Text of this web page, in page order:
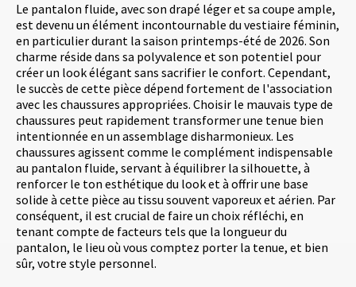
Le pantalon fluide, avec son drapé léger et sa coupe ample,
est devenu un élément incontournable du vestiaire féminin,
en particulier durant la saison printemps-été de 2026. Son
charme réside dans sa polyvalence et son potentiel pour
créer un look élégant sans sacrifier le confort. Cependant,
le succès de cette pièce dépend fortement de l'association
avec les chaussures appropriées. Choisir le mauvais type de
chaussures peut rapidement transformer une tenue bien
intentionnée en un assemblage disharmonieux. Les
chaussures agissent comme le complément indispensable
au pantalon fluide, servant à équilibrer la silhouette, à
renforcer le ton esthétique du look et à offrir une base
solide à cette pièce au tissu souvent vaporeux et aérien. Par
conséquent, il est crucial de faire un choix réfléchi, en
tenant compte de facteurs tels que la longueur du
pantalon, le lieu où vous comptez porter la tenue, et bien
sûr, votre style personnel.